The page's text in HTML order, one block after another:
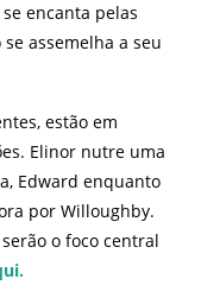
encanta pelas
assemelha a seu
estão em
Elinor nutre uma
Edward enquanto
por Willoughby.
o foco central